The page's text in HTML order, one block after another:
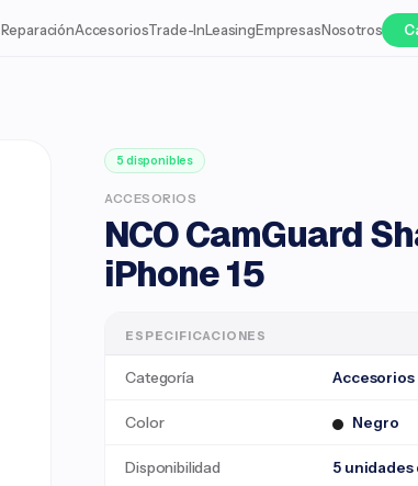
ReparaciónAccesoriosTrade-InLeasingEmpresasNosotros
5 disponibles
ACCESORIOS
NCO CamGuard
iPhone 15
ESPECIFICACIONES
Categoría Accesorios
Color Negro
Disponibilidad 5